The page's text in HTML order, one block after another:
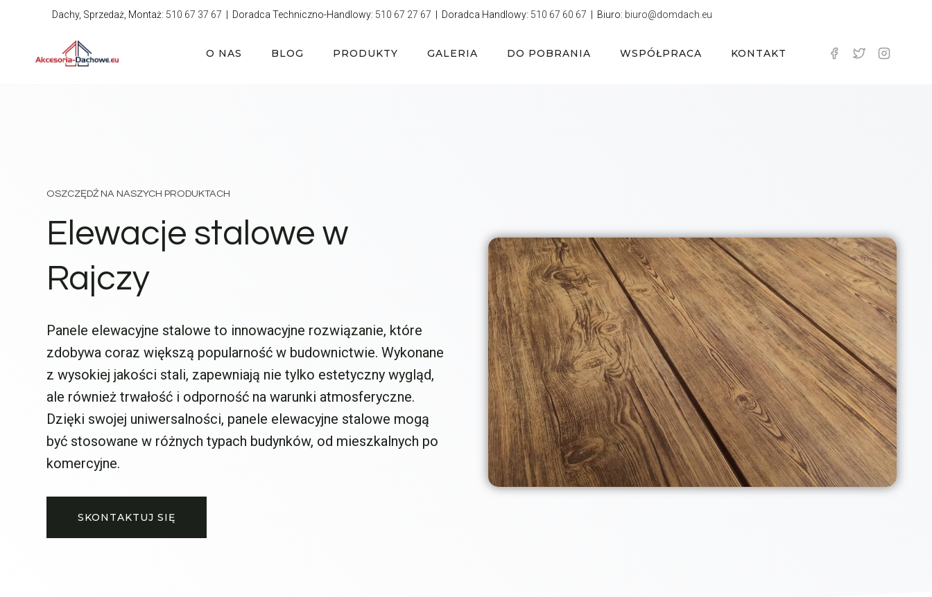
Dachy, Sprzedaż, Montaż: 510 67 37 67 | Doradca Techniczno-Handlowy: 510 67 27 67 | Doradca Handlowy: 510 67 60 67 | Biuro: biuro@domdach.eu
O NAS BLOG PRODUKTY GALERIA DO POBRANIA WSPÓŁPRACA KONTAKT
OSZCZĘDŹ NA NASZYCH PRODUKTACH
Elewacje stalowe w
Rajczy
Panele elewacyjne stalowe to innowacyjne rozwiązanie, które
zdobywa coraz większą popularność w budownictwie. Wykonane
z wysokiej jakości stali, zapewniają nie tylko estetyczny wygląd,
ale również trwałość i odporność na warunki atmosferyczne.
Dzięki swojej uniwersalności, panele elewacyjne stalowe mogą
być stosowane w różnych typach budynków, od mieszkalnych po
komercyjne.
SKONTAKTUJ SIĘ